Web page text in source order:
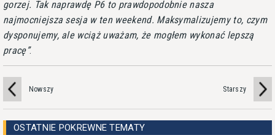
gorzej. Tak naprawdę P6 to prawdopodobnie nasza
najmocniejsza sesja w ten weekend. Maksymalizujemy to, czym
dysponujemy, ale wciąż uważam, że mogłem wykonać lepszą
pracę .
Nowszy Starszy
OSTATNIE POKREWNE TEMATY